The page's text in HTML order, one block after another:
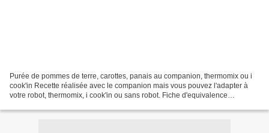
Purée de pommes de terre, carottes, panais au companion, thermomix ou i
cook'in Recette réalisée avec le companion mais vous pouvez l'adapter à
votre robot, thermomix, i cook'in ou sans robot. Fiche d'equivalence